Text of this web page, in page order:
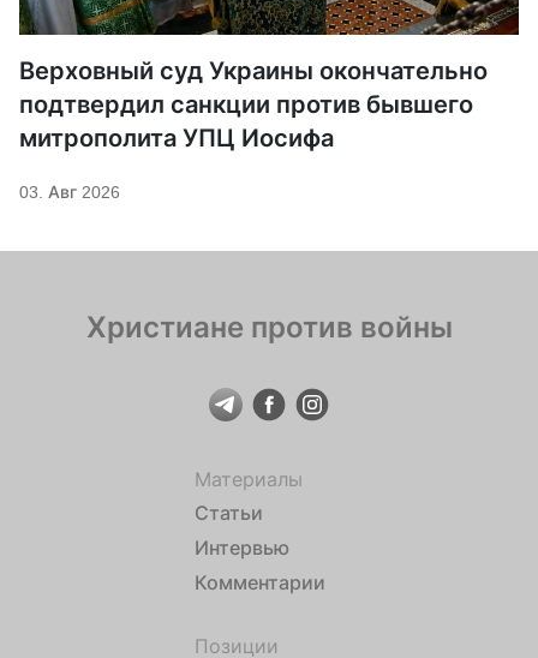
Верховный суд Украины окончательно
подтвердил санкции против бывшего
митрополита УПЦ Иосифа
03. Авг 2026
Христиане против войны
Материалы
Статьи
Интервью
Комментарии
Позиции